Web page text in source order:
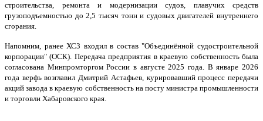
строительства, ремонта и модернизации судов, плавучих средств
грузоподъемностью до 2,5 тысяч тонн и судовых двигателей внутреннего
сгорания.
Напомним, ранее ХСЗ входил в состав "Объединённой судостроительной
корпорации" (ОСК). Передача предприятия в краевую собственность была
согласована Минпромторгом России в августе 2025 года. В январе 2026
года верфь возглавил Дмитрий Астафьев, курировавший процесс передачи
акций завода в краевую собственность на посту министра промышленности
и торговли Хабаровского края.